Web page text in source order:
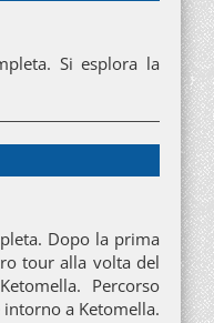
Si esplora la
Dopo la prima
tour alla volta del
Percorso
a Ketomella.